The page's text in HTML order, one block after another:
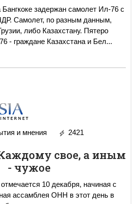
задержан самолет Ил-76 с
Самолет, по разным данным,
либо Казахстану. Пятеро
- граждане Казахстана и Бел...
и мнения
2421
свое, а иным
- чужое
10 декабря, начиная с
ассамблея ОНН в этот день в